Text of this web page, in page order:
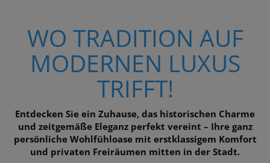
WO TRADITION AUF
MODERNEN LUXUS
TRIFFT!
Entdecken Sie ein Zuhause, das historischen Charme
und zeitgemäße Eleganz perfekt vereint – Ihre ganz
persönliche Wohlfühloase mit erstklassigem Komfort
und privaten Freiräumen mitten in der Stadt.